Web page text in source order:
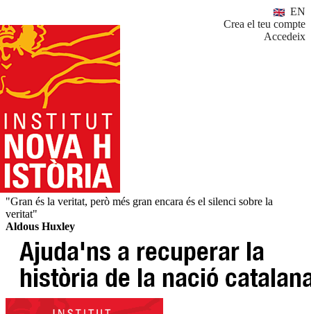
EN
Crea el teu compte
Accedeix
"Gran és la veritat, però més gran encara és el silenci sobre la
veritat"
Aldous Huxley